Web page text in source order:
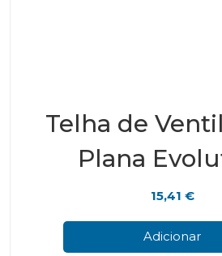
Telha de
Plana
15,41 €
Adicionar